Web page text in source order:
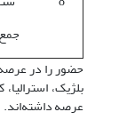
حضور را در
عرصه داشته‌اند.